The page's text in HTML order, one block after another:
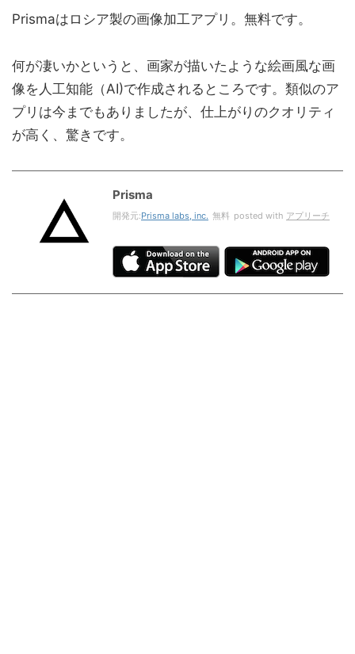
Prismaはロシア製の画像加工アプリ。無料です。
何が凄いかというと、画家が描いたような絵画風な画
像を人工知能（AI)で作成されるところです。類似のア
プリは今までもありましたが、仕上がりのクオリティ
が高く、驚きです。
Prisma
開発元:Prisma labs, inc. 無料 posted with アプリーチ